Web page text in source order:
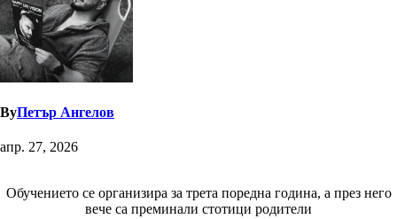
ByПетър Ангелов
апр. 27, 2026
Обучението се организира за трета поредна година, а през него
вече са преминали стотици родители